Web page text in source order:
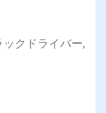
クドライバー,